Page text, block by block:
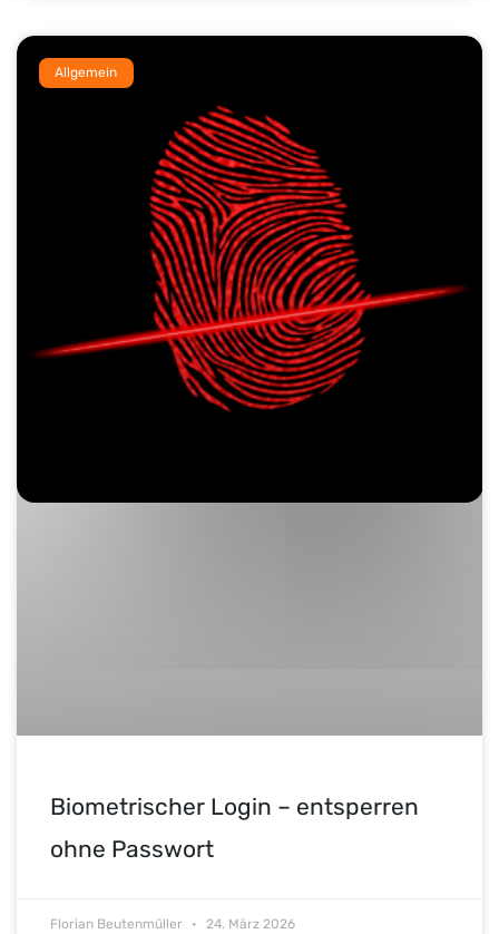
Allgemein
Biometrischer Login – entsperren
ohne Passwort
Florian Beutenmüller 24. März 2026